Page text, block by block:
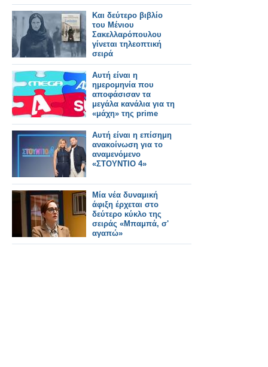
Και δεύτερο βιβλίο
του Μένιου
Σακελλαρόπουλου
γίνεται τηλεοπτική
σειρά
Αυτή είναι η
ημερομηνία που
αποφάσισαν τα
μεγάλα κανάλια για τη
«μάχη» της prime
time
Αυτή είναι η επίσημη
ανακοίνωση για το
αναμενόμενο
«ΣΤΟΥΝΤΙΟ 4»
Μία νέα δυναμική
άφιξη έρχεται στο
δεύτερο κύκλο της
σειράς «Μπαμπά, σ'
αγαπώ»